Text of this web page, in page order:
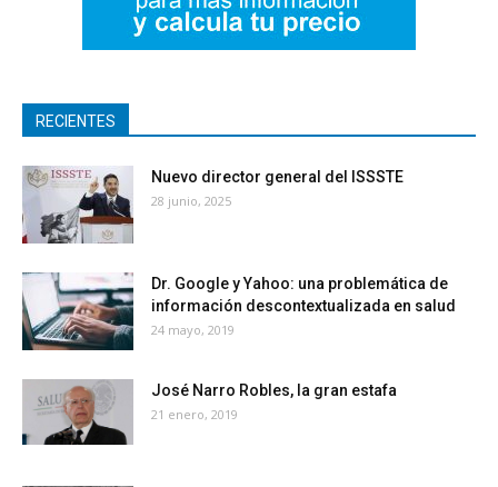
RECIENTES
Nuevo director general del ISSSTE
28 junio, 2025
Dr. Google y Yahoo: una problemática de
información descontextualizada en salud
24 mayo, 2019
José Narro Robles, la gran estafa
21 enero, 2019